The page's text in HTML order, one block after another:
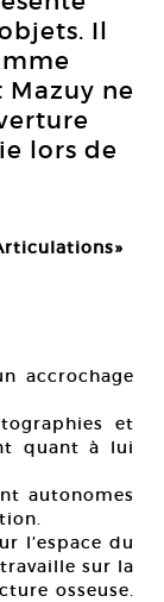
Il
ne
lors de
accrochage
et
quant à lui
autonomes
l’espace du
sur la
osseuse.